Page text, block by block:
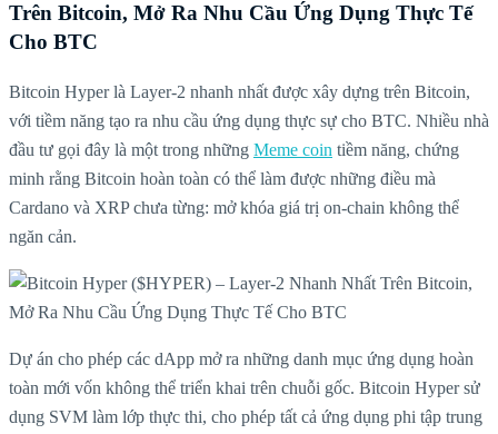
Trên Bitcoin, Mở Ra Nhu Cầu Ứng Dụng Thực Tế
Cho BTC
Bitcoin Hyper là Layer-2 nhanh nhất được xây dựng trên Bitcoin,
với tiềm năng tạo ra nhu cầu ứng dụng thực sự cho BTC. Nhiều nhà
đầu tư gọi đây là một trong những Meme coin tiềm năng, chứng
minh rằng Bitcoin hoàn toàn có thể làm được những điều mà
Cardano và XRP chưa từng: mở khóa giá trị on-chain không thể
ngăn cản.
Dự án cho phép các dApp mở ra những danh mục ứng dụng hoàn
toàn mới vốn không thể triển khai trên chuỗi gốc. Bitcoin Hyper sử
dụng SVM làm lớp thực thi, cho phép tất cả ứng dụng phi tập trung